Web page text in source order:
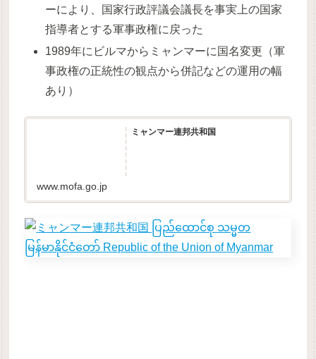
ーにより、国家行政評議会議長を事実上の国家
指導者とする軍事政権に戻った
1989年にビルマからミャンマーに国名変更（軍
事政権の正統性の観点から併記などの運用の幅
あり）
ミャンマー連邦共和国
www.mofa.go.jp